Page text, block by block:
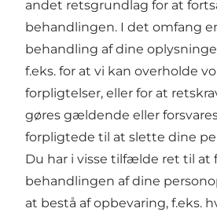
andet retsgrundlag for at
behandlingen. I det omfang
behandling af dine
f.eks. for at vi kan overholde
forpligtelser, eller for at
gøres gældende eller
forpligtede til at slette dine
Du har i visse tilfælde ret til at
behandlingen af dine
at bestå af opbevaring, f.eks.